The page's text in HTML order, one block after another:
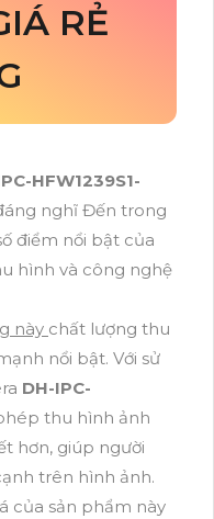
RẺ
HFW1239S1-
nghĩ Đến trong
điểm nổi bật của
hình và công nghệ
này chất lượng thu
nổi bật. Với sử
DH-IPC-
thu hình ảnh
hơn, giúp người
trên hình ảnh.
của sản phẩm này